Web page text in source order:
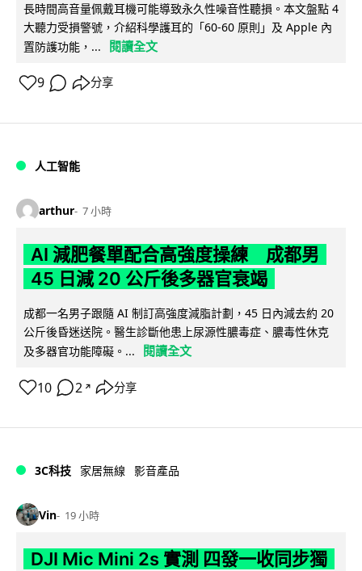
長時間高音量佩戴耳機可能導致永久性噪音性聽損。本文盤點 4
大聽力受損警號，介紹科學護耳的「60-60 原則」及 Apple 內
置防護功能，...
閱讀全文
9 分享
人工智能
arthur 7 小時
AI 減肥餐單配合高強度操練 成都男
45 日減 20 公斤後多器官衰竭
成都一名男子跟隨 AI 制訂高強度減脂計劃，45 日內減去約 20
公斤後昏迷送院。醫生診斷他患上尿源性膿毒症、膿毒性休克
及多器官功能障礙。...
閱讀全文
10 2 ↗ 分享
3C科技 家居無線 影音產品
Vin 19 小時
DJI Mic Mini 2s 實測 四發一收同步獨